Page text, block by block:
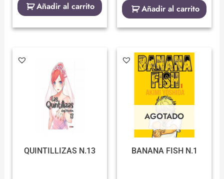
Añadir al carrito Añadir al carrito
QUINTILLIZAS N.13
AGOTADO
BANANA FISH N.1